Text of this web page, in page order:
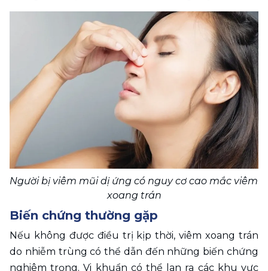
Người bị viêm mũi dị ứng có nguy cơ cao mắc viêm
xoang trán
Biến chứng thường gặp
Nếu không được điều trị kịp thời, viêm xoang trán
do nhiễm trùng có thể dẫn đến những biến chứng
nghiêm trọng. Vi khuẩn có thể lan ra các khu vực